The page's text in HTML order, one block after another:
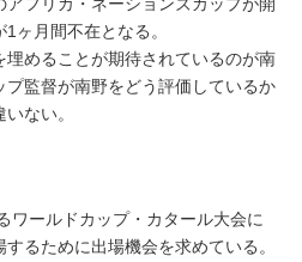
ヶ月間不在となる。
めることが期待されているのが南
監督が南野をどう評価しているか
ない。
ールドカップ・カタール大会に
るために出場機会を求めている。